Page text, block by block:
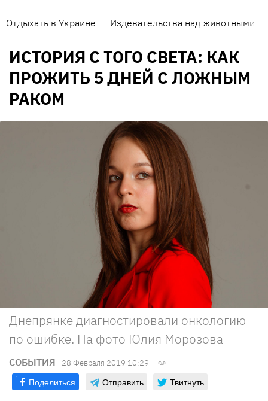
Отдыхать в Украине Издевательства над животными
ИСТОРИЯ С ТОГО СВЕТА: КАК
ПРОЖИТЬ 5 ДНЕЙ С ЛОЖНЫМ
РАКОМ
Днепрянке диагностировали онкологию
по ошибке. На фото Юлия Морозова
СОБЫТИЯ 28 Февраля 2019 10:29
Поделиться Отправить Твитнуть